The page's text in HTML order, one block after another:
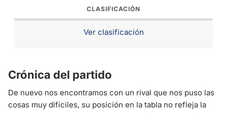
CLASIFICACIÓN
Ver clasificación
Crónica del partido
De nuevo nos encontramos con un rival que nos puso las
cosas muy difíciles, su posición en la tabla no refleja la